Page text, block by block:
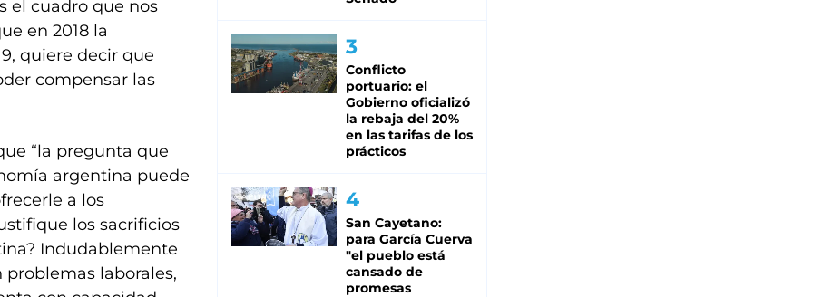
el cuadro que nos
en 2018 la
quiere decir que
compensar las
“la pregunta que
argentina puede
a los
los sacrificios
Indudablemente
laborales,
Conflicto
portuario: el
Gobierno oficializó
la rebaja del 20%
en las tarifas de los
prácticos
San Cayetano:
para García Cuerva
"el pueblo está
cansado de
promesas